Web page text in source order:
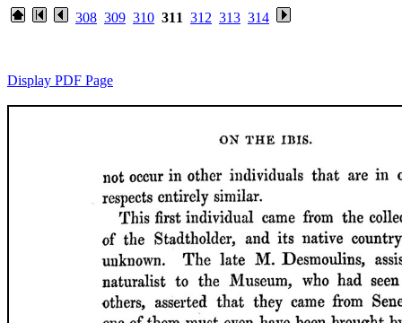
308 309 310 311 312 313 314
Display PDF Page